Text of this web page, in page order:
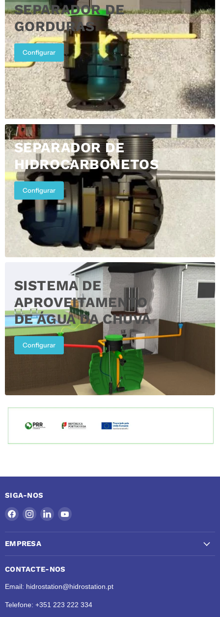
SEPARADOR DE
GORDURAS
Configurar
SEPARADOR DE
HIDROCARBONETOS
Configurar
SISTEMA DE
APROVEITAMENTO
DE ÁGUA DA CHUVA
Configurar
SIGA-NOS
Encontre-
nos
no
Facebook
Encontre-
nos
no
Instagram
Encontre-
nos
no
Encontre-
no
EMPRESA
CONTACTE-NOS
Email: hidrostation@hidrostation.pt
Telefone: +351 223 222 334